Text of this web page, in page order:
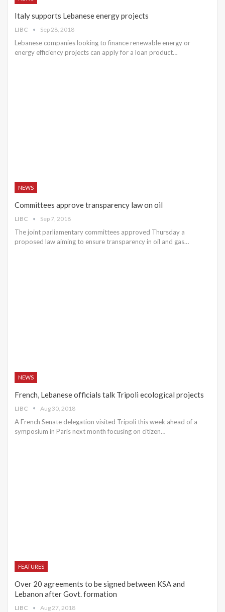
Italy supports Lebanese energy projects
LIBC Sep 28, 2018
Lebanese companies looking to finance renewable energy or
energy efficiency projects can apply for a loan product…
NEWS
Committees approve transparency law on oil
LIBC Sep 7, 2018
The joint parliamentary committees approved Thursday a
proposed law aiming to ensure transparency in oil and gas…
NEWS
French, Lebanese officials talk Tripoli ecological projects
LIBC Aug 30, 2018
A French Senate delegation visited Tripoli this week ahead of a
symposium in Paris next month focusing on citizen…
FEATURES
Over 20 agreements to be signed between KSA and
Lebanon after Govt. formation
LIBC Aug 27, 2018